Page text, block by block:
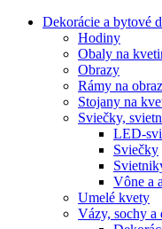
Dekorácie a bytové
Hodiny
Obaly na
Obrazy
Rámy na
Stojany na
Sviečky,
LED-
Sviečky
Vône a
Umelé kvety
Vázy, sochy a